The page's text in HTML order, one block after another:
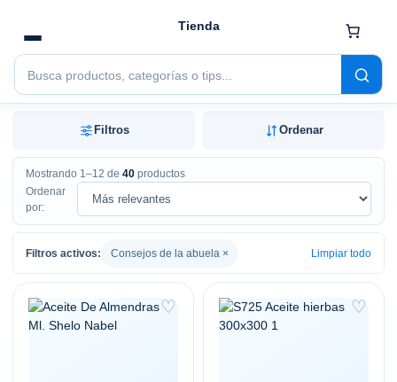
Buscar
productos
Filtros Ordenar
Mostrando 1–12 de 40 productos
Ordenar
por:
Filtros activos: Consejos de la abuela × Limpiar todo
♡ ♡